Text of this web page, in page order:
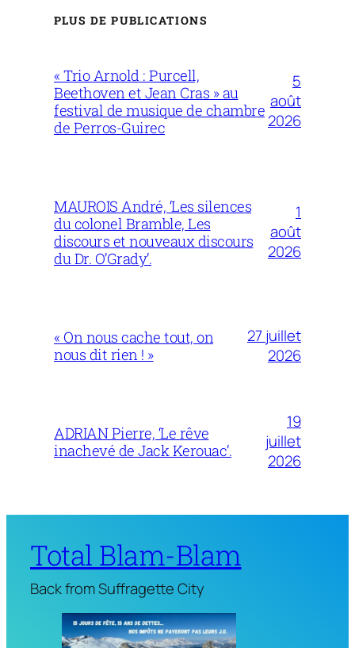
PLUS DE PUBLICATIONS
« Trio Arnold : Purcell,
Beethoven et Jean Cras » au
festival de musique de chambre
de Perros-Guirec
5
août
2026
MAUROIS André, ‘Les silences
du colonel Bramble, Les
discours et nouveaux discours
du Dr. O’Grady’.
1
août
2026
« On nous cache tout, on
nous dit rien ! »
27 juillet
2026
ADRIAN Pierre, ‘Le rêve
inachevé de Jack Kerouac’.
19
juillet
2026
Total Blam-Blam
Back from Suffragette City